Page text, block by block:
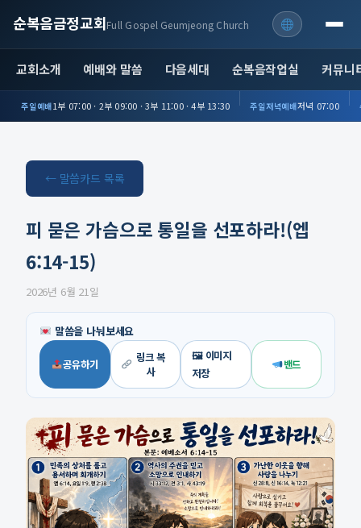
순복음금정교회Full Gospel Geumjeong Church
교회소개 예배와 말씀 다음세대 순복음작업실 커뮤니
주일예배1부 07:00 · 2부 09:00 · 3부 11:00 · 4부 13:30 주일저녁예배저녁 07:00
← 말씀카드 목록
피 묻은 가슴으로 통일을 선포하라!(엡
6:14-15)
2026년 6월 21일
말씀을 나눠보세요
공유하기
링크 복
사
🖼 이미지
저장
밴드